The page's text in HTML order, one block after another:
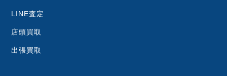
LINE査定
店頭買取
出張買取